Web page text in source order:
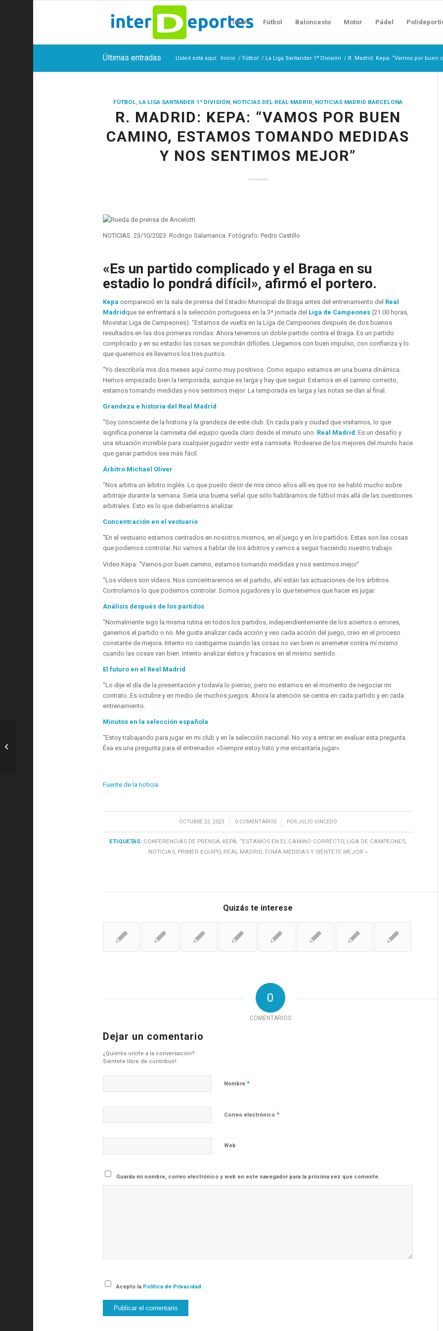
Inicio Fútbol Baloncesto Motor Pádel
Últimas entradas Usted está aquí: Inicio / Fútbol / La Liga Santander 1ª División / R. Madrid: Kepa: “Vamos por
FÚTBOL, LA LIGA SANTANDER 1ª DIVISIÓN, NOTICIAS DEL REAL MADRID, NOTICIAS MADRID BARCELONA
R. MADRID: KEPA: “VAMOS POR BUEN
CAMINO, ESTAMOS TOMANDO MEDIDAS
Y NOS SENTIMOS MEJOR”
NOTICIAS. 23/10/2023. Rodrigo Salamanca. Fotógrafo: Pedro Castillo
«Es un partido complicado y el Braga en su
estadio lo pondrá difícil», afirmó el portero.
Kepa compareció en la sala de prensa del Estadio Municipal de Braga antes del entrenamiento del Real
Madrid que se enfrentará a la selección portuguesa en la 3ª jornada del Liga de Campeones (21.00 horas,
Movistar Liga de Campeones): “Estamos de vuelta en la Liga de Campeones después de dos buenos
resultados en las dos primeras rondas. Ahora tenemos un doble partido contra el Braga. Es un partido
complicado y en su estadio las cosas se pondrán difíciles. Llegamos con buen impulso, con confianza y lo
que queremos es llevarnos los tres puntos.
“Yo describiría mis dos meses aquí como muy positivos. Como equipo estamos en una buena dinámica.
Hemos empezado bien la temporada, aunque es larga y hay que seguir. Estamos en el camino correcto,
estamos tomando medidas y nos sentimos mejor. La temporada es larga y las notas se dan al final.
Grandeza e historia del Real Madrid
“Soy consciente de la historia y la grandeza de este club. En cada país y ciudad que visitamos, lo que
significa ponerse la camiseta del equipo queda claro desde el minuto uno. Real Madrid . Es un desafío y
una situación increíble para cualquier jugador vestir esta camiseta. Rodearse de los mejores del mundo hace
que ganar partidos sea más fácil.
Árbitro Michael Oliver
“Nos arbitra un árbitro inglés. Lo que puedo decir de mis cinco años allí es que no se habló mucho sobre
arbitraje durante la semana. Sería una buena señal que sólo habláramos de fútbol más allá de las cuestiones
arbitrales. Esto es lo que deberíamos analizar.
Concentración en el vestuario
“En el vestuario estamos centrados en nosotros mismos, en el juego y en los partidos. Estas son las cosas
que podemos controlar. No vamos a hablar de los árbitros y vamos a seguir haciendo nuestro trabajo.
Video. Kepa: “Vamos por buen camino, estamos tomando medidas y nos sentimos mejor”
“Los vídeos son vídeos. Nos concentraremos en el partido, ahí están las actuaciones de los árbitros.
Controlamos lo que podemos controlar. Somos jugadores y lo que tenemos que hacer es jugar.
Análisis después de los partidos
“Normalmente sigo la misma rutina en todos los partidos, independientemente de los aciertos o errores,
ganemos el partido o no. Me gusta analizar cada acción y veo cada acción del juego, creo en el proceso
constante de mejora. Intento no castigarme cuando las cosas no van bien ni arremeter contra mí mismo
cuando las cosas van bien. Intento analizar éxitos y fracasos en el mismo sentido.
El futuro en el Real Madrid
“Lo dije el día de la presentación y todavía lo pienso, pero no estamos en el momento de negociar mi
contrato. Es octubre y en medio de muchos juegos. Ahora la atención se centra en cada partido y en cada
entrenamiento.
Minutos en la selección española
“Estoy trabajando para jugar en mi club y en la selección nacional. No voy a entrar en evaluar esta pregunta.
Ésa es una pregunta para el entrenador. «Siempre estoy listo y me encantaría jugar».
Fuente de la noticia
OCTUBRE 22, 2023
/ 0 COMENTARIOS
/ POR JULIO VINCEDO
ETIQUETAS: CONFERENCIAS DE PRENSA, KEPA: “ESTAMOS EN EL CAMINO CORRECTO, LIGA DE CAMPEONES,
NOTICIAS, PRIMER EQUIPO, REAL MADRID,TOMA MEDIDAS Y SIÉNTETE MEJOR »
Quizás te interese
0
COMENTARIOS
Dejar un comentario
¿Quieres unirte a la conversación?
Siéntete libre de contribuir!
Nombre *
Correo electrónico *
Web
Guarda mi nombre, correo electrónico y web en este navegador para la próxima vez que comente.
Acepto la Política de Privacidad
R. Madrid: Así fue la llegada del Real